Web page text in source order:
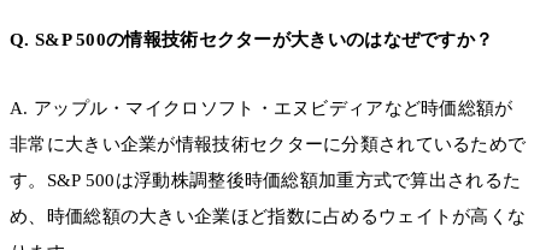
Q. S&P 500の情報技術セクターが大きいのはなぜですか？
A. アップル・マイクロソフト・エヌビディアなど時価総額が
非常に大きい企業が情報技術セクターに分類されているためで
す。S&P 500は浮動株調整後時価総額加重方式で算出されるた
め、時価総額の大きい企業ほど指数に占めるウェイトが高くな